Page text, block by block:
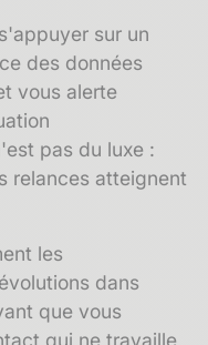
sur un
des données
vous alerte
pas du luxe :
relances atteignent
les
dans
que vous
qui ne travaille